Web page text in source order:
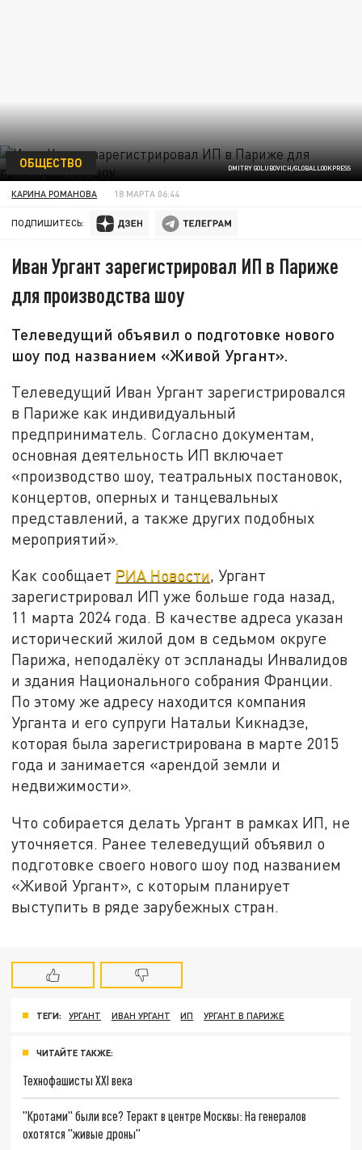
DMITRY GOLUBOVICH/GLOBALLOOKPRESS
ОБЩЕСТВО
КАРИНА РОМАНОВА 18 МАРТА 06:44
ПОДПИШИТЕСЬ:
Иван Ургант зарегистрировал ИП в Париже
для производства шоу
Телеведущий объявил о подготовке нового
шоу под названием «Живой Ургант».
Телеведущий Иван Ургант зарегистрировался
в Париже как индивидуальный
предприниматель. Согласно документам,
основная деятельность ИП включает
«производство шоу, театральных постановок,
концертов, оперных и танцевальных
представлений, а также других подобных
мероприятий».
Как сообщает РИА Новости, Ургант
зарегистрировал ИП уже больше года назад,
11 марта 2024 года. В качестве адреса указан
исторический жилой дом в седьмом округе
Парижа, неподалёку от эспланады Инвалидов
и здания Национального собрания Франции.
По этому же адресу находится компания
Урганта и его супруги Натальи Кикнадзе,
которая была зарегистрирована в марте 2015
года и занимается «арендой земли и
недвижимости».
Что собирается делать Ургант в рамках ИП, не
уточняется. Ранее телеведущий объявил о
подготовке своего нового шоу под названием
«Живой Ургант», с которым планирует
выступить в ряде зарубежных стран.
ТЕГИ: УРГАНТ ИВАН УРГАНТ ИП УРГАНТ В ПАРИЖЕ
ЧИТАЙТЕ ТАКЖЕ:
Технофашисты XXI века
"Кротами" были все? Теракт в центре Москвы: На генералов
охотятся "живые дроны"